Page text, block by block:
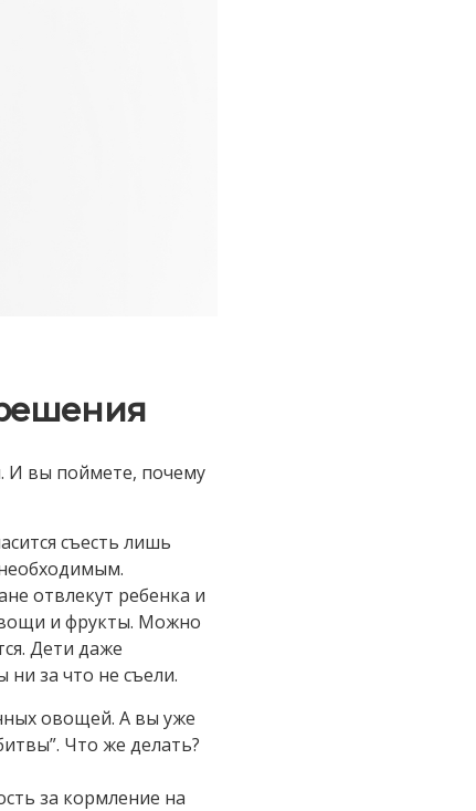
И вы поймете, почему
съесть лишь
отвлекут ребенка и
и фрукты. Можно
Дети даже
за что не съели.
овощей. А вы уже
Что же делать?
за кормление на